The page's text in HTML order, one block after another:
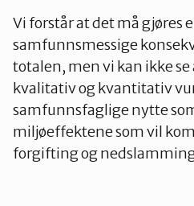
Vi forstår at det må gjøres
samfunnsmessige
totalen, men vi kan ikke se
kvalitativ og kvantitativ
samfunnsfaglige nytte
miljøeffektene som vil
forgifting og